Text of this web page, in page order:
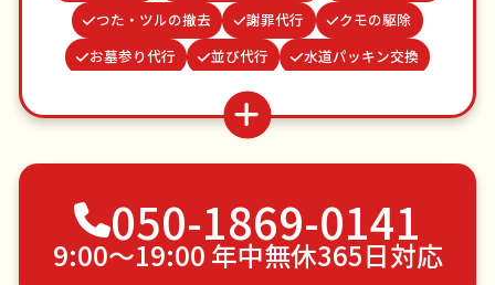
つた・ツルの撤去
謝罪代行
クモの駆除
お墓参り代行
並び代行
水道パッキン交換
ベランダ掃除
病院付き添い
雨どい修理・掃除
物置解体
お庭の水やり
不用品回収
ゴミ屋敷片付け
植木の剪定
植木の伐採
手すり取り付け
ペットのお世話
エアコンクリーニング
050-1869-0141
9:00〜19:00 年中無休365日対応